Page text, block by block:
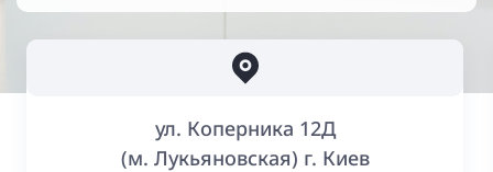
ул. Коперника 12Д
(м. Лукьяновская) г. Киев